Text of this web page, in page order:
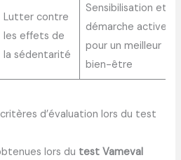
Lutter contre
les effets de
la sédentarité
Sensibilisation et
démarche active
pour un meilleur
bien-être
d’évaluation lors du test
lors du test Vameval